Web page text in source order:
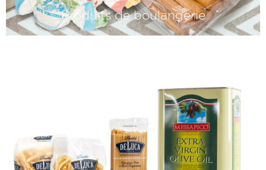
Produits de boulangerie
C'est avec eux que l'Italie commence :